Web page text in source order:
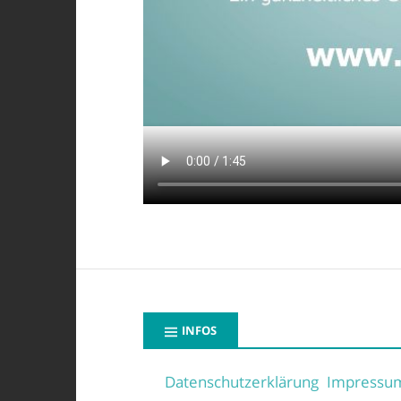
INFOS
Datenschutzerklärung